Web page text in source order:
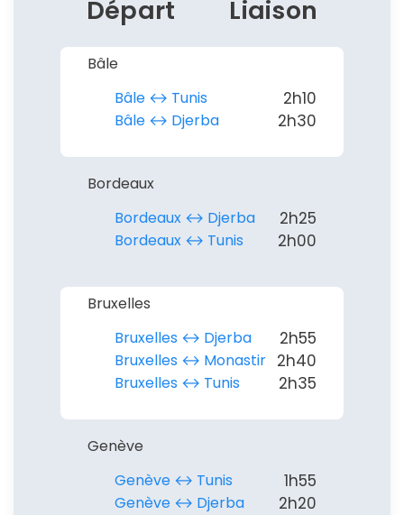
Départ Liaison
Bâle
Bâle ↔︎ Tunis
2h10
Bâle ↔︎ Djerba 2h30
Bordeaux
Bordeaux ↔︎ Djerba
2h25
Bordeaux ↔︎ Tunis 2h00
Bruxelles
Bruxelles ↔︎ Djerba
2h55
Bruxelles ↔︎ Monastir 2h40
Bruxelles ↔︎ Tunis 2h35
Genève
Genève ↔︎ Tunis
1h55
Genève ↔︎ Djerba 2h20
Continuer avec Apple
ou connectez-vous par mail
confidentialité.